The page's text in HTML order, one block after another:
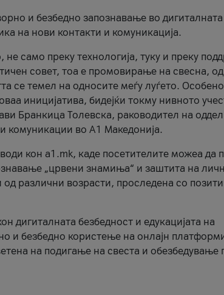
и безбедно запознавање во
на нови контакти и комуникација.
само преку технологија, туку и преку
совет, тоа е промовирање на свесна,
се темел на односите меѓу луѓето.
иницијатива, бидејќи токму нивното
Бранкица Толевска, раководител на оддел
комуникации во А1 Македонија.
кон a1.mk, каде посетителите можеа да
„црвени знамиња“ и заштита на
различни возрасти, проследена со
дигиталната безбедност и едукацијата на
и безбедно користење на онлајн
на подигање на свеста и обезбедување